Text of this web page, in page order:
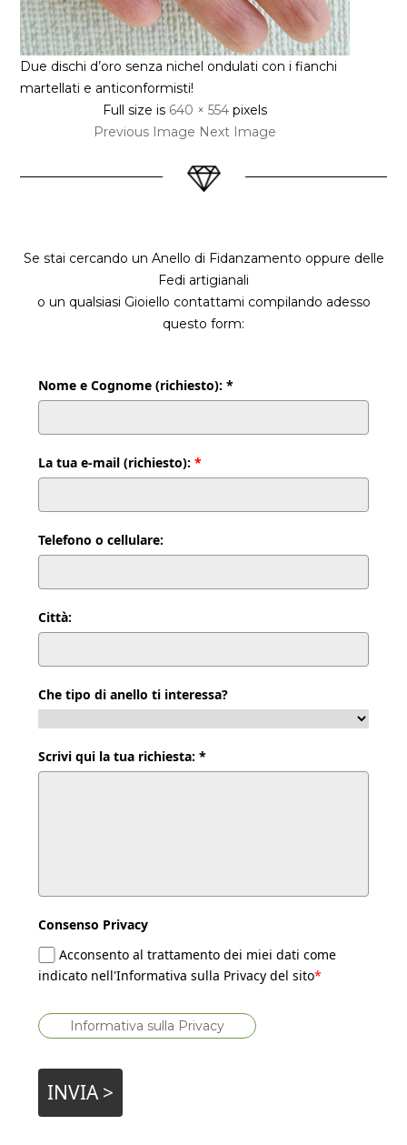
Due dischi d’oro senza nichel ondulati con i fianchi
martellati e anticonformisti!
Full size is 640 × 554 pixels
Previous Image Next Image
Se stai cercando un Anello di Fidanzamento oppure delle
Fedi artigianali
o un qualsiasi Gioiello contattami compilando adesso
questo form:
Nome e Cognome (richiesto): *
La tua e-mail (richiesto):*
Telefono o cellulare:
Città:
Che tipo di anello ti interessa?
Scrivi qui la tua richiesta: *
Consenso Privacy
Acconsento al trattamento dei miei dati come
indicato nell'Informativa sulla Privacy del sito*
Informativa sulla Privacy
INVIA >